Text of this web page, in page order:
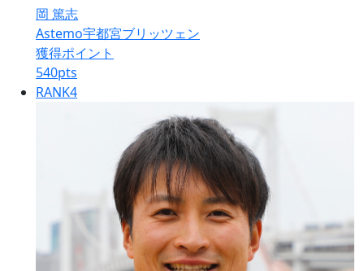
岡 篤志
Astemo宇都宮ブリッツェン
獲得ポイント
540pts
RANK4